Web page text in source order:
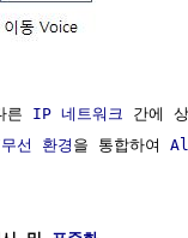
른 IP 네트워크
간에
무선 환경 을 통합하여